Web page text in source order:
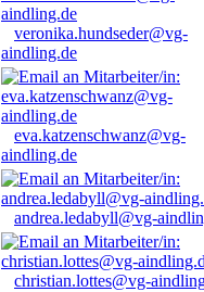
veronika.hundseder@vg-
aindling.de
eva.katzenschwanz@vg-
aindling.de
andrea.ledabyll@vg-
christian.lottes@vg-